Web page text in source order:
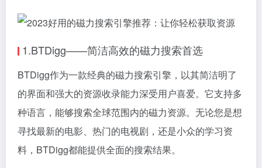
1.BTDigg——简洁高效的磁力搜索首选
BTDigg作为一款经典的磁力搜索引擎 ，以其简洁明了
的界面和强大的资源收录能力深受用户喜爱。它支持多
种语言，能够搜索全球范围内的磁力资源。无论您是想
寻找最新的电影、热门的电视剧，还是小众的学习资
料，BTDigg都能提供全面的搜索结果。